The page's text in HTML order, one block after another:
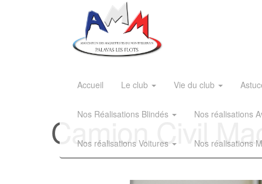
Accueil Le club Vie du club
Nos Réalisations Blindés Nos réalisations
Nos réalisations Voitures Nos réalisations
Camion Civil